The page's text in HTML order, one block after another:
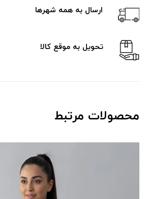
ارسال به همه شهرها
تحویل به موقع کالا
محصولات مرتبط